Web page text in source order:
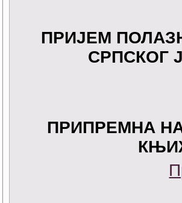
ПРИЈЕМ
СРПСКОГ
ПРИПРЕМНА